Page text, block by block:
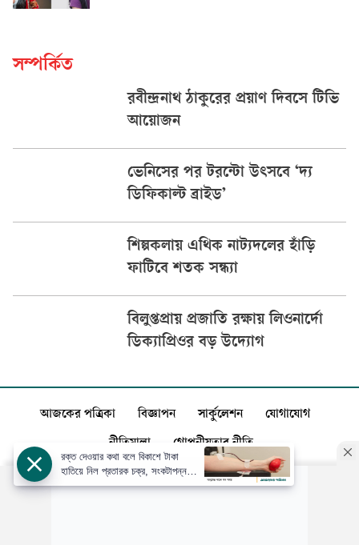
সম্পর্কিত
রবীন্দ্রনাথ ঠাকুরের প্রয়াণ দিবসে টিভি
আয়োজন
ভেনিসের পর টরন্টো উৎসবে ‘দ্য
ডিফিকাল্ট ব্রাইড’
শিল্পকলায় এথিক নাট্যদলের হাঁড়ি
ফাটিবে শতক সন্ধ্যা
বিলুপ্তপ্রায় প্রজাতি রক্ষায় লিওনার্দো
ডিক্যাপ্রিওর বড় উদ্যোগ
আজকের পত্রিকা বিজ্ঞাপন সার্কুলেশন যোগাযোগ
নীতিমালা গোপনীয়তার নীতি
রক্ত দেওয়ার কথা বলে বিকাশে টাকা
হাতিয়ে নিল প্রতারক চক্র, সংকটাপন্ন
প্রসূতি